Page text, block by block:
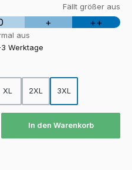
Fällt größer aus
+ ++
aus
Werktage
XL 2XL 3XL
In den Warenkorb